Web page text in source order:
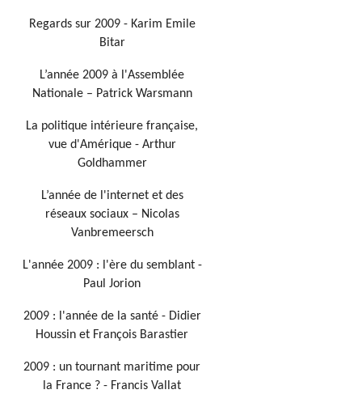
Regards sur 2009 - Karim Emile
Bitar
L’année 2009 à l'Assemblée
Nationale – Patrick Warsmann
La politique intérieure française,
vue d'Amérique - Arthur
Goldhammer
L’année de l'internet et des
réseaux sociaux – Nicolas
Vanbremeersch
L'année 2009 : l'ère du semblant -
Paul Jorion
2009 : l'année de la santé - Didier
Houssin et François Barastier
2009 : un tournant maritime pour
la France ? - Francis Vallat